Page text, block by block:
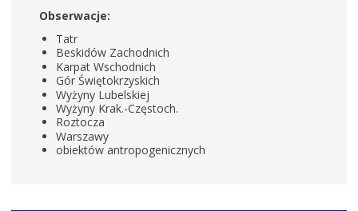
Obserwacje:
Tatr
Beskidów Zachodnich
Karpat Wschodnich
Gór Świętokrzyskich
Wyżyny Lubelskiej
Wyżyny Krak.-Częstoch.
Roztocza
Warszawy
obiektów antropogenicznych